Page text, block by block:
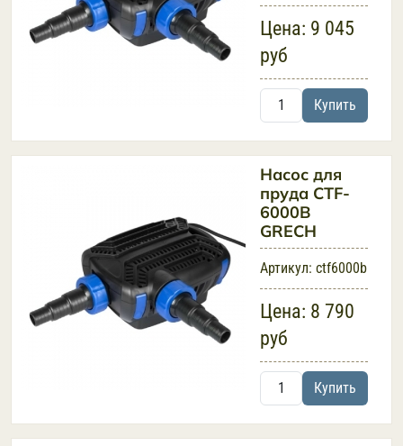
Цена: 9 045
руб
Купить
Насос для
пруда CTF-
6000B
GRECH
Артикул: ctf6000b
Цена: 8 790
руб
Купить